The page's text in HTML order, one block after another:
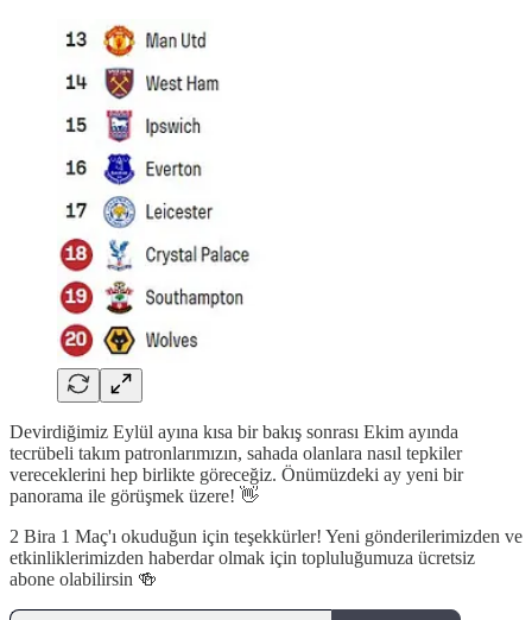
Devirdiğimiz Eylül ayına kısa bir bakış sonrası Ekim ayında
tecrübeli takım patronlarımızın, sahada olanlara nasıl tepkiler
vereceklerini hep birlikte göreceğiz. Önümüzdeki ay yeni bir
panorama ile görüşmek üzere! 👋
2 Bira 1 Maç'ı okuduğun için teşekkürler! Yeni gönderilerimizden ve
etkinliklerimizden haberdar olmak için topluluğumuza ücretsiz
abone olabilirsin 🍻